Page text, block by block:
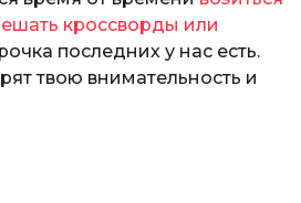
кроссворды или
последних у нас есть.
твою внимательность и